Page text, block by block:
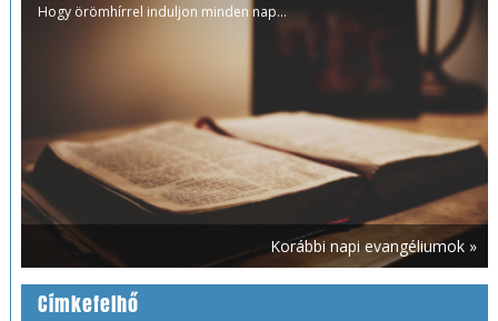
Hogy örömhírrel induljon minden nap...
Korábbi napi evangéliumok »
Címkefelhő